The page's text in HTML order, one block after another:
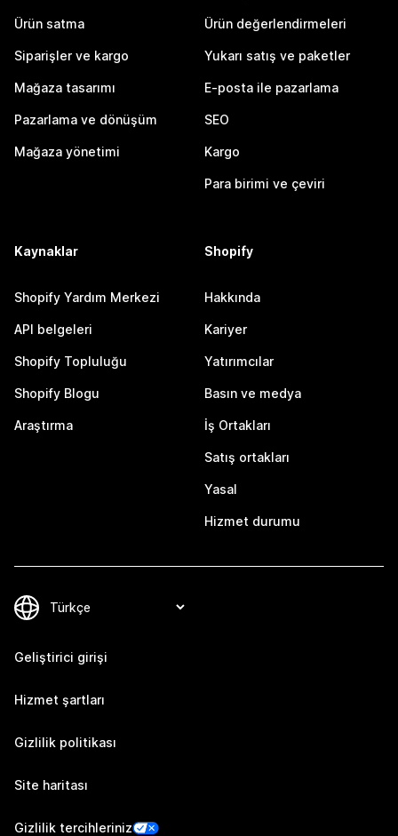
Ürün satma
Siparişler ve kargo
Mağaza tasarımı
Pazarlama ve dönüşüm
Mağaza yönetimi
Ürün değerlendirmeleri
Yukarı satış ve paketler
E-posta ile pazarlama
SEO
Kargo
Para birimi ve çeviri
Kaynaklar
Shopify Yardım Merkezi
API belgeleri
Shopify Topluluğu
Shopify Blogu
Araştırma
Shopify
Hakkında
Kariyer
Yatırımcılar
Basın ve medya
İş Ortakları
Satış ortakları
Yasal
Hizmet durumu
Geliştirici girişi
Hizmet şartları
Gizlilik politikası
Site haritası
Gizlilik tercihleriniz